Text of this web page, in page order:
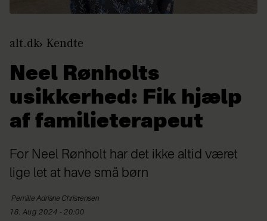
alt.dk Kendte
Neel Rønholts
usikkerhed: Fik hjælp
af familieterapeut
For Neel Rønholt har det ikke altid været
lige let at have små børn
Pernille Adriane Christensen
18. Aug 2024 - 20:00